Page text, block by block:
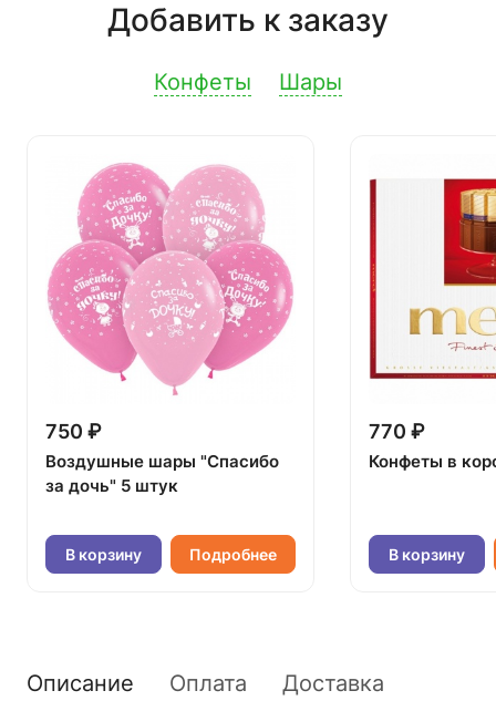
Добавить к заказу
Конфеты Шары
750 ₽
Воздушные шары "Спасибо
за дочь" 5 штук
В корзину Подробнее
770 ₽
Конфеты в
В корзину
Описание Оплата Доставка